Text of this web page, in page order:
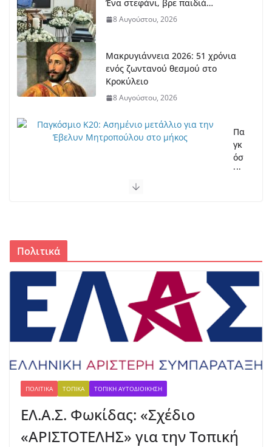
Ένα στεφάνι, βρε παιδιά…
8 Αυγούστου, 2026
Μακρυγιάννεια 2026: 51 χρόνια
ενός ζωντανού θεσμού στο
Κροκύλειο
8 Αυγούστου, 2026
Πα
γκ
όσ
μι
ο
με
τά
λλ
ιο
γι
ν
ρο
Πολιτικά
ΠΟΛΙΤΙΚΆ ΤΟΠΙΚΆ ΤΟΠΙΚΉ ΑΥΤΟΔΙΟΊΚΗΣΗ
ΕΛ.Α.Σ. Φωκίδας: «Σχέδιο
«ΑΡΙΣΤΟΤΕΛΗΣ» για την Τοπική